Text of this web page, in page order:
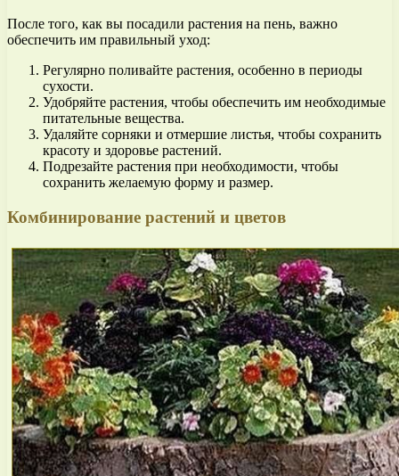
После того, как вы посадили растения на пень, важно
обеспечить им правильный уход:
Регулярно поливайте растения, особенно в периоды
сухости.
Удобряйте растения, чтобы обеспечить им необходимые
питательные вещества.
Удаляйте сорняки и отмершие листья, чтобы сохранить
красоту и здоровье растений.
Подрезайте растения при необходимости, чтобы
сохранить желаемую форму и размер.
Комбинирование растений и цветов